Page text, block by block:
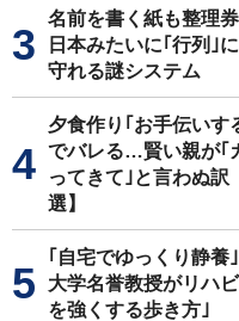
名前を書く紙も整理
日本みたいに｢行列｣
守れる謎システム
夕食作り｢お手伝いす
でバレる…賢い親が｢
ってきて｣と言わぬ訳
選】
｢自宅でゆっくり静
大学名誉教授がリハ
を強くする歩き方｣